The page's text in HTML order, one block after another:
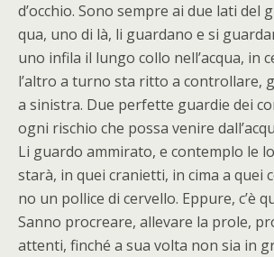
d’occhio. Sono sempre ai due lati del
qua, uno di là, li guardano e si
uno infila il lungo collo nell’acqua, in
l’altro a turno sta ritto a controllare,
a sinistra. Due perfette guardie dei
ogni rischio che possa venire
Li guardo ammirato, e contemplo le
starà, in quei cranietti, in cima a quei
no un pollice di cervello. Eppure, c’è
Sanno procreare, allevare la prole,
attenti, finché a sua volta non sia in